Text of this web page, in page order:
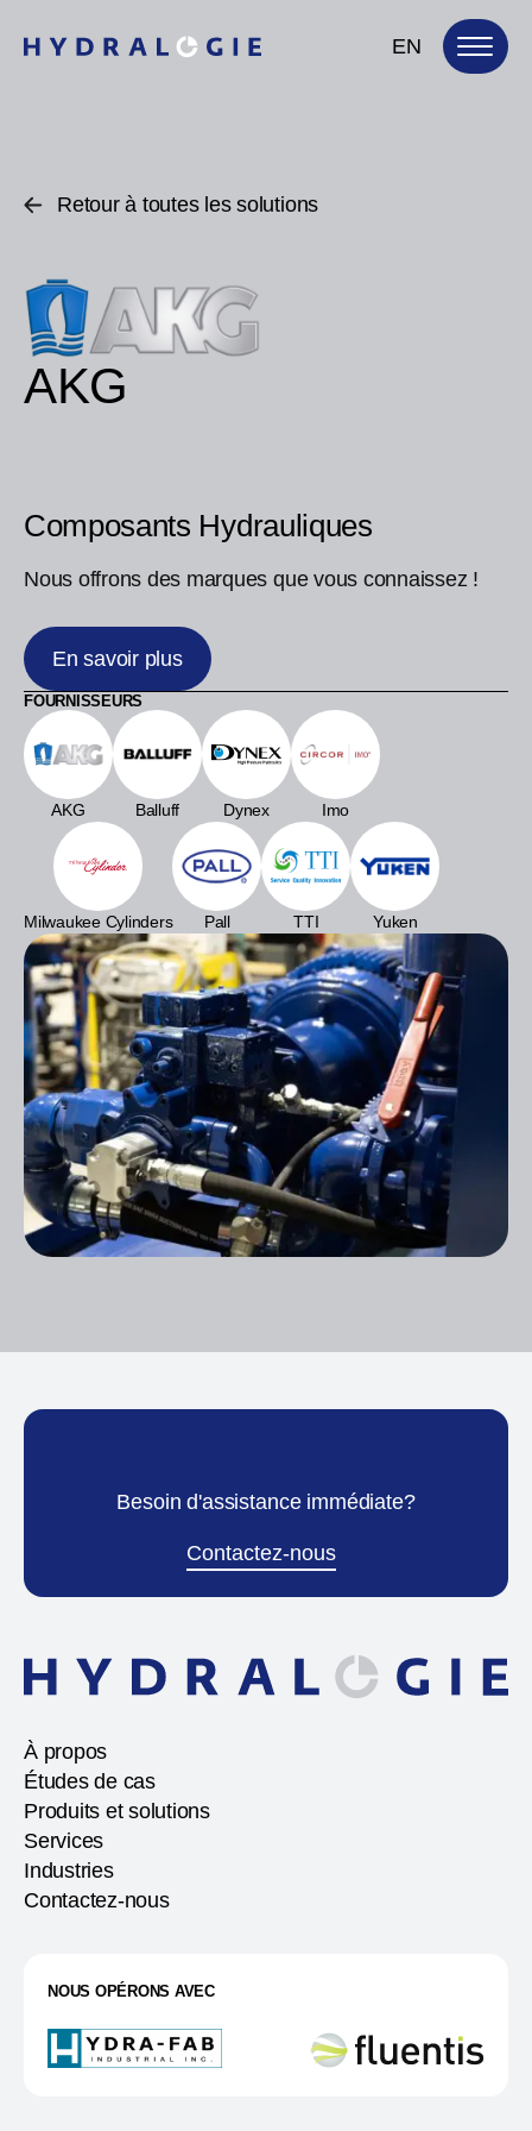
EN
Retour à toutes les solutions
AKG
Composants Hydrauliques
Nous offrons des marques que vous connaissez !
En savoir plus
FOURNISSEURS
AKG Balluff Dynex Imo
Milwaukee Cylinders Pall TTI Yuken
Besoin d'assistance immédiate?
Contactez-nous
À propos
Études de cas
Produits et solutions
Services
Industries
Contactez-nous
NOUS OPÉRONS AVEC